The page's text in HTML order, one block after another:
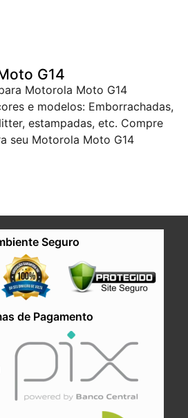
G14
Motorola Moto G14
e modelos: Emborrachadas,
estampadas, etc. Compre
seu Motorola Moto G14
Seguro
de Pagamento